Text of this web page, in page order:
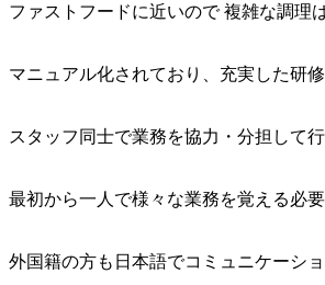
ファストフードに近いので 複雑な調理
マニュアル化されており、充実した研
スタッフ同士で業務を協力・分担して
最初から一人で様々な業務を覚える必
外国籍の方も日本語でコミュニケーシ